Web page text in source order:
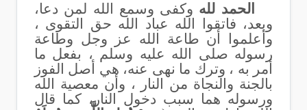
الحمد لله وكفى وسمع الله لمن دعا،
وبعد، فاتقوا الله عباد الله حق التقوى ،
وأعلموا أن طاعة الله عز وجل وطاعة
رسوله صلى الله عليه وسلم ، بفعل ما
أمر به ، وترك ما نهى عنه، هي أصل الفوز
بالجنة والنجاة من النار ، وأن معصية الله
ورسوله هما سبب دخول النار، كما قال